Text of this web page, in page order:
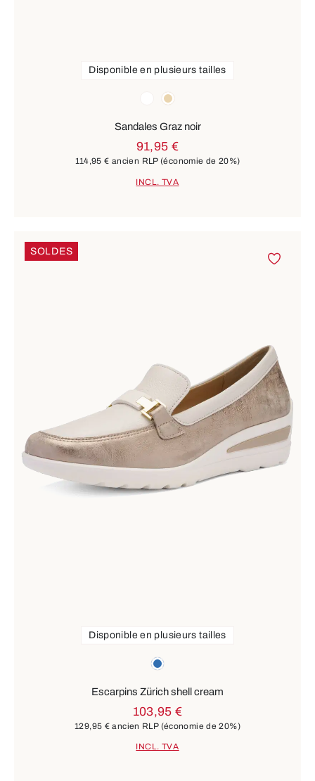
blancbeige
Disponible en plusieurs tailles
Sandales Graz noir
91,95 €
114,95 € ancien RLP(économie de 20%)
INCL. TVA
SOLDES
bleu
Disponible en plusieurs tailles
Escarpins Zürich shell cream
103,95 €
129,95 € ancien RLP (économie de 20%)
INCL. TVA